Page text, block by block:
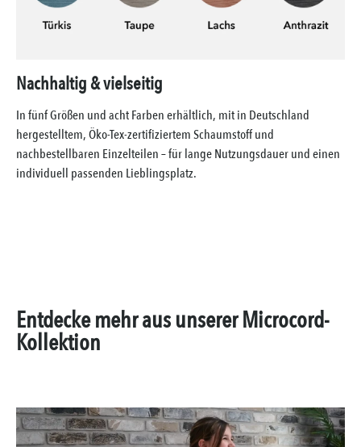
Nachhaltig & vielseitig
In fünf Größen und acht Farben erhältlich, mit in Deutschland
hergestelltem, Öko-Tex-zertifiziertem Schaumstoff und
nachbestellbaren Einzelteilen – für lange Nutzungsdauer und einen
individuell passenden Lieblingsplatz.
Entdecke mehr aus unserer Microcord-
Kollektion